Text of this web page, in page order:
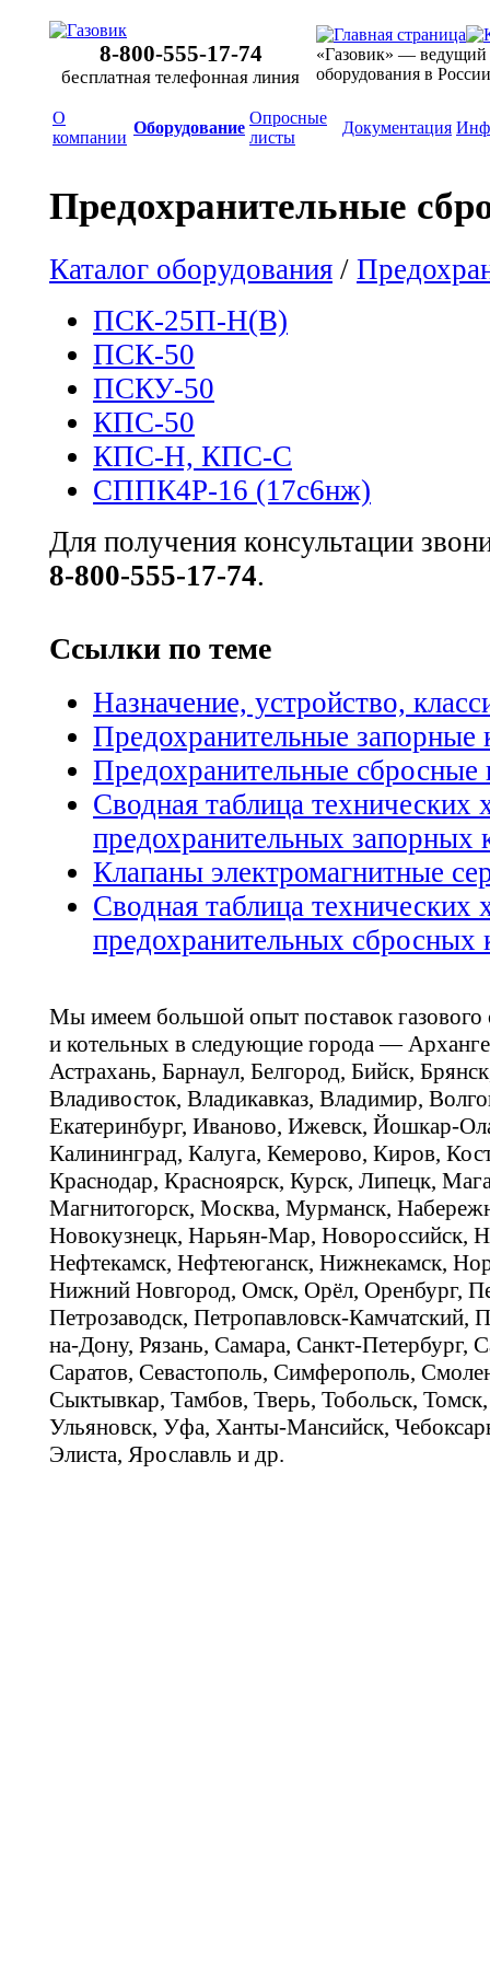
8-800-555-17-74
бесплатная телефонная линия
«Газовик» — ведущий
оборудования в России
О
компании
Оборудование
Опросные
листы
Документация
Предохранительные
Каталог оборудования /
ПСК-25П-Н(В)
ПСК-50
ПСКУ-50
КПС-50
КПС-Н, КПС-С
СППК4Р-16 (17с6нж)
Для получения консультации
8-800-555-17-74.
Ссылки по теме
Назначение, устройство,
Предохранительные запорные
Предохранительные
Сводная таблица технических
предохранительных запорных
Клапаны электромагнитные
Сводная таблица технических
предохранительных сбросных
Мы имеем большой опыт поставок газового
и котельных в следующие города —
Астрахань, Барнаул, Белгород, Бийск,
Владивосток, Владикавказ, Владимир,
Екатеринбург, Иваново, Ижевск, Йошкар-
Калининград, Калуга, Кемерово, Киров,
Краснодар, Красноярск, Курск, Липецк,
Магнитогорск, Москва, Мурманск,
Новокузнецк, Нарьян-Мар, Новороссийск,
Нефтекамск, Нефтеюганск, Нижнекамск,
Нижний Новгород, Омск, Орёл, Оренбург,
Петрозаводск, Петропавловск-Камчатский,
на-Дону, Рязань, Самара, Санкт-Петербург,
Саратов, Севастополь, Симферополь,
Сыктывкар, Тамбов, Тверь, Тобольск,
Ульяновск, Уфа, Ханты-Мансийск,
Элиста, Ярославль и др.